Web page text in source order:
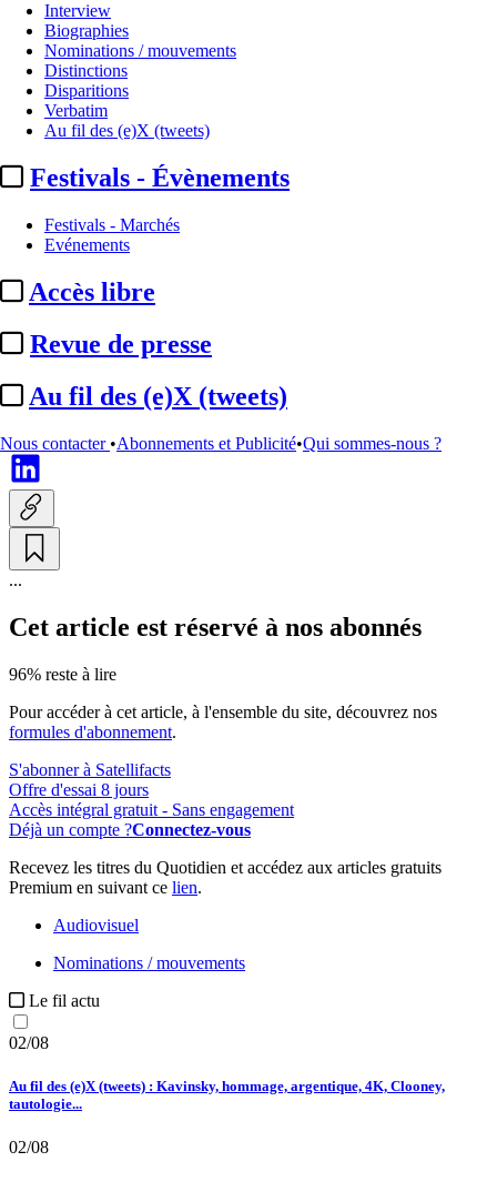
Interview
Biographies
Nominations / mouvements
Distinctions
Disparitions
Verbatim
Au fil des (e)X (tweets)
Festivals - Évènements
Festivals - Marchés
Evénements
Accès libre
Revue de presse
Au fil des (e)X (tweets)
Nous contacter •Abonnements et Publicité•Qui sommes-nous ?
France TV :
Régis et Nathanaël
de Rincquesen intègrent le
conseil ...
Actualité n° 240362|Publié le 29 janv. 2021 11:20| 108 mots
...
Cet article est réservé à nos abonnés
96% reste à lire
Pour accéder à cet article, à l'ensemble du site, découvrez nos
formules d'abonnement.
S'abonner à Satellifacts
Offre d'essai 8 jours
Accès intégral gratuit - Sans engagement
Déjà un compte ?Connectez-vous
Recevez les titres du Quotidien et accédez aux articles gratuits
Premium en suivant ce lien.
Audiovisuel
Nominations / mouvements
Le fil actu
02/08
Au fil des (e)X (tweets) : Kavinsky, hommage, argentique, 4K, Clooney,
tautologie...
02/08